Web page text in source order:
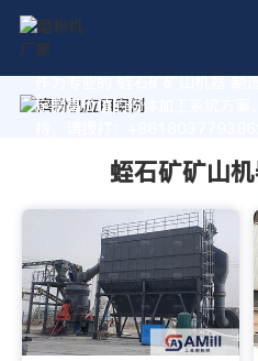
作为专业的 蛭石矿矿山机器 制
定制高价值的粉体加工系统方案
蛭石矿矿山